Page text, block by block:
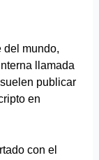
del mundo,
llamada
publicar
en
con el